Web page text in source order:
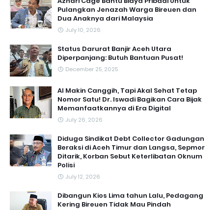
Pulangkan Jenazah Warga Bireuen dan
Dua Anaknya dari Malaysia
July 10, 2026
Status Darurat Banjir Aceh Utara
Diperpanjang: Butuh Bantuan Pusat!
December 25, 2025
AI Makin Canggih, Tapi Akal Sehat Tetap
Nomor Satu! Dr. Iswadi Bagikan Cara Bijak
Memanfaatkannya di Era Digital
July 26, 2026
Diduga Sindikat Debt Collector Gadungan
Beraksi di Aceh Timur dan Langsa, Sepmor
Ditarik, Korban Sebut Keterlibatan Oknum
Polisi
July 12, 2026
Dibangun Kios Lima tahun Lalu, Pedagang
Kering Bireuen Tidak Mau Pindah